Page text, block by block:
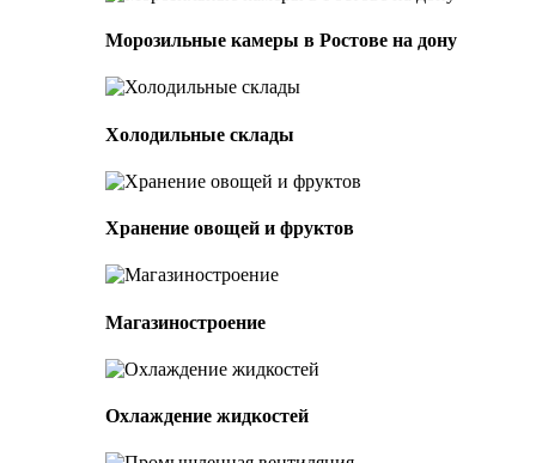
Морозильные камеры в Ростове на дону
Холодильные склады
Хранение овощей и фруктов
Магазиностроение
Охлаждение жидкостей